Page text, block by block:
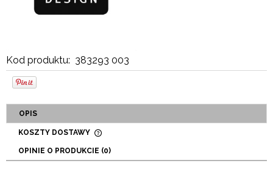
Kod produktu: 383293 003
OPIS
KOSZTY DOSTAWY
PŁATNOŚCI
OPINIE O PRODUKCIE (0)